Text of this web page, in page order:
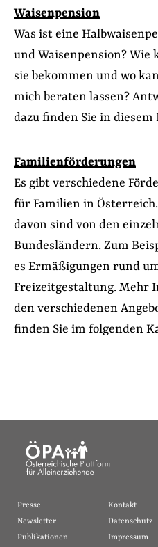
Waisenpension
Was ist eine
und Waisenpension? Wie
sie bekommen und wo
mich beraten lassen?
dazu finden Sie in diesem
Familienförderungen
Es gibt verschiedene
für Familien in
davon sind von den
Bundesländern. Zum
es Ermäßigungen rund
Freizeitgestaltung. Mehr
den verschiedenen
finden Sie im folgenden
Presse
Newsletter
Publikationen
Kontakt
Datenschutz
Impressum